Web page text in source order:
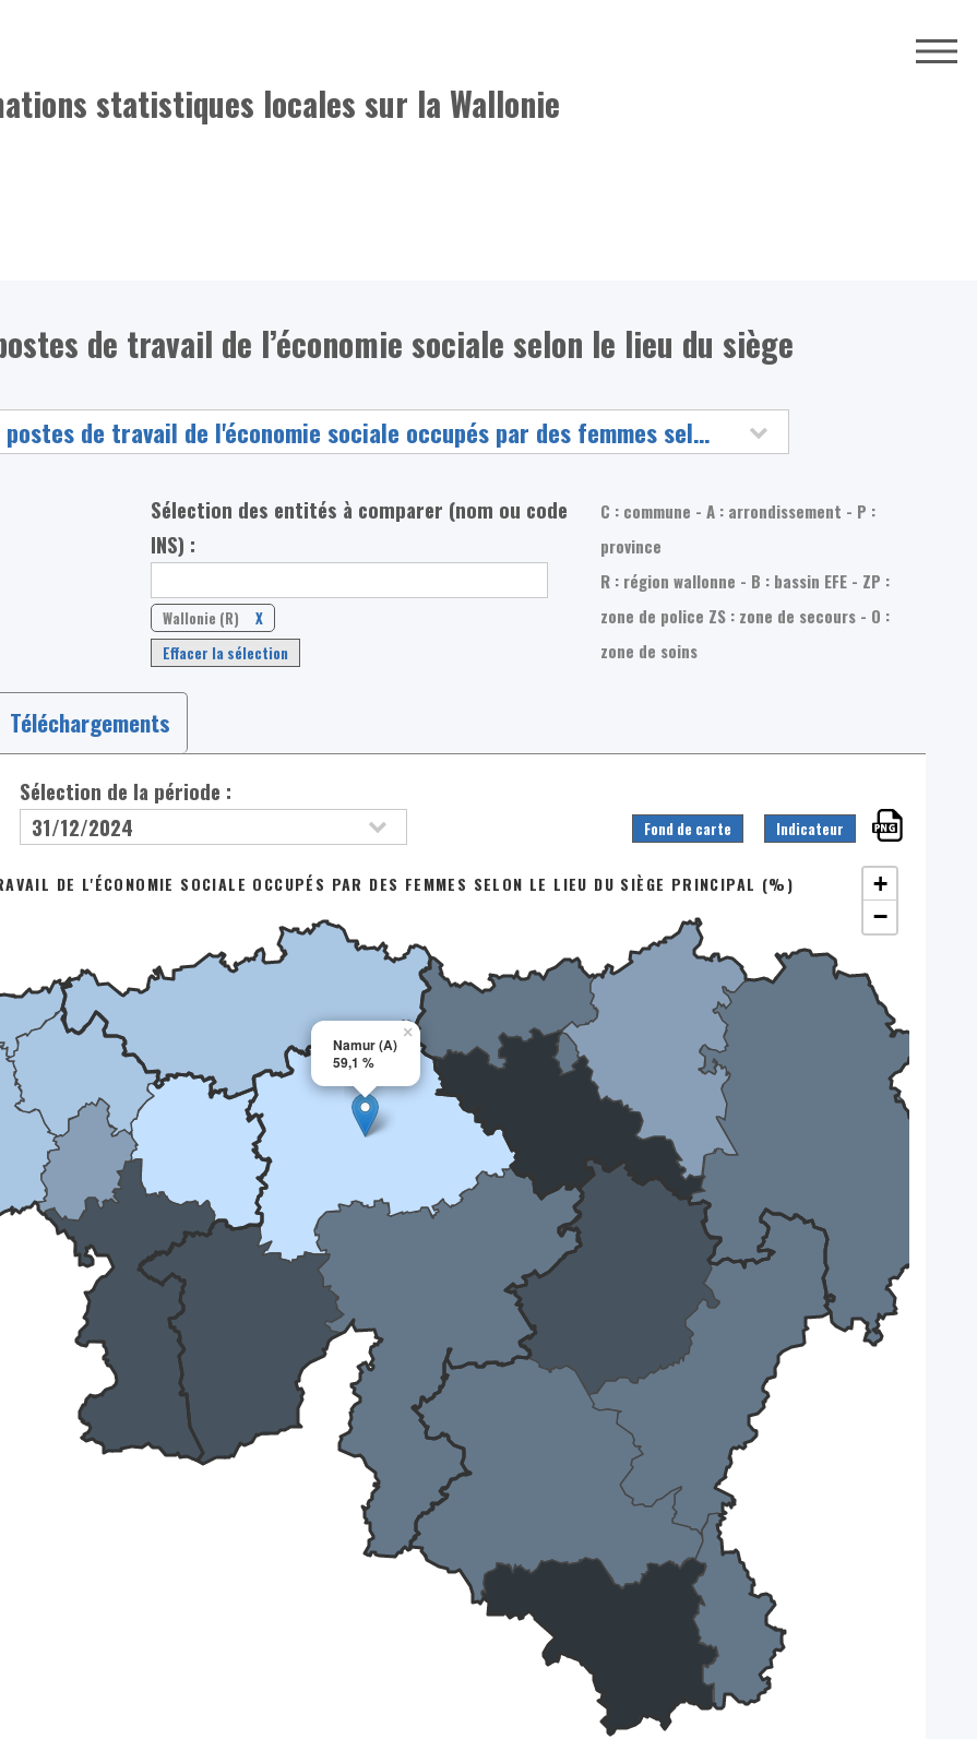
statistiques locales sur la Wallonie
de travail de l’économie sociale selon le lieu du siège
Sélection des entités à comparer (nom ou code
INS) :
Wallonie (R)
X
Effacer la sélection
C : commune - A : arrondissement - P :
province
R : région wallonne - B : bassin EFE - ZP :
zone de police ZS : zone de secours - O :
zone de soins
Téléchargements
Sélection de la période :
Fond de carte Indicateur
Namur (A)
59,1 %
×
DE L'ÉCONOMIE SOCIALE OCCUPÉS PAR DES FEMMES SELON LE LIEU DU SIÈGE PRINCIPAL (%)
+
−